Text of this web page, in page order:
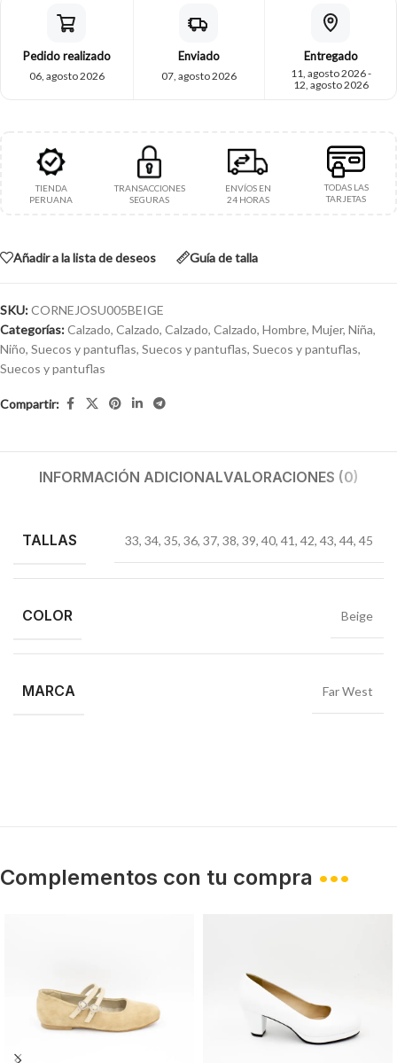
Pedido realizado
06, agosto 2026
Enviado
07, agosto 2026
Entregado
11, agosto 2026 -
12, agosto 2026
TIENDA
PERUANA
TRANSACCIONES
SEGURAS
ENVÍOS EN
24 HORAS
TODAS LAS
TARJETAS
Añadir a la lista de deseos Guía de talla
SKU:CORNEJOSU005BEIGE
Categorías:Calzado, Calzado, Calzado, Calzado, Hombre, Mujer, Niña,
Niño, Suecos y pantuflas, Suecos y pantuflas, Suecos y pantuflas,
Suecos y pantuflas
Compartir:
INFORMACIÓN ADICIONALVALORACIONES (0)
TALLAS 33, 34, 35, 36, 37, 38, 39, 40, 41, 42, 43, 44, 45
COLOR Beige
MARCA Far West
Complementos con tu compra •••